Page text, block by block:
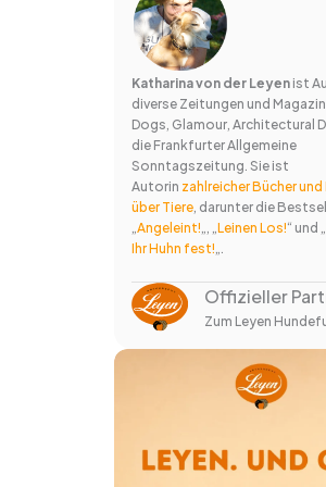
Katharina von der Leyen ist
diverse Zeitungen und
Dogs, Glamour, Architectural
die Frankfurter Allgemeine
Sonntagszeitung. Sie ist
Autorin zahlreicher Bücher
über Tiere , darunter die
„Angeleint! „, „Leinen Los!“ und „
Ihr Huhn fest!
Offizieller
Zum Leyen